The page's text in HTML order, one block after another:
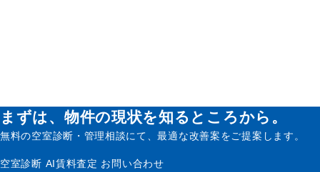
まずは、物件の現状を知るところから。
無料の空室診断・管理相談にて、最適な改善案をご提案します。
空室診断 AI賃料査定 お問い合わせ